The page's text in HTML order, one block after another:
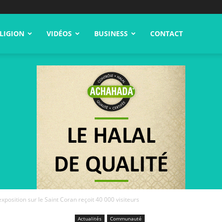
VIDÉOS BUSINESS CONTACT
sur le Saint Coran reçoit 40 000 visiteurs
Actualités Communauté